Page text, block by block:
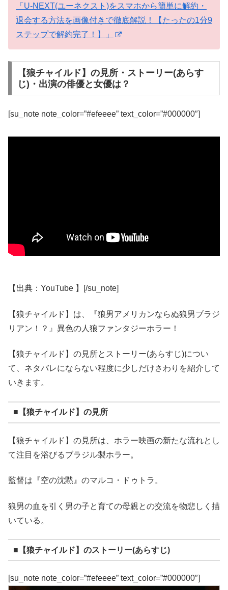
「U-NEXT(ユーネクスト)をスマホから簡単に解約・
退会する方法を画像付きで徹底解説！【たったの1分9
ステップで解約完了！】」
【狼チャイルド】の見所・ストーリー(あらす
じ)・出演の俳優と女優は？
[su_note note_color=”#efeeee” text_color=”#000000″]
【出典：YouTube 】[/su_note]
【狼チャイルド】は、『狼男アメリカンならぬ狼男ブラジ
リアン！？』異色の人狼ファンタジーホラー！
【狼チャイルド】の見所とストーリー(あらすじ)につい
て、ネタバレにならない程度に少しだけさわりを紹介して
いきます。
■【狼チャイルド】の見所
【狼チャイルド】の見所は、ホラー映画の新たな流れとし
て注目を浴びるブラジル製ホラー。
監督は『空の沈黙』のマルコ・ドゥトラ。
狼男の血を引く男の子と育ての母親との交流を物悲しく描
いている。
■【狼チャイルド】のストーリー(あらすじ)
[su_note note_color=”#efeeee” text_color=”#000000″]